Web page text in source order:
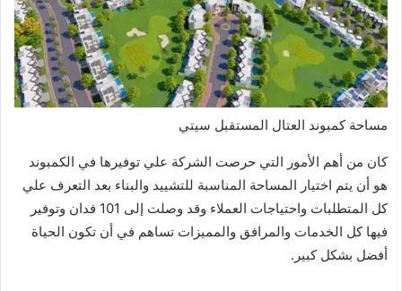
مساحة كمبوند العتال المستقبل سيتي
كان من أهم الأمور التي حرصت الشركة علي توفيرها في الكمبوند
هو أن يتم اختيار المساحة المناسبة للتشييد والبناء بعد التعرف علي
كل المتطلبات واحتياجات العملاء وقد وصلت إلى 101 فدان وتوفير
فيها كل الخدمات والمرافق والمميزات تساهم في أن تكون الحياة
أفضل بشكل كبير.